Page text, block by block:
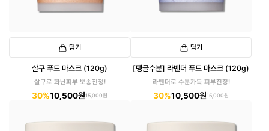
담기
살구 푸드 마스크 (120g)
살구로 화난피부 뽀송진정!
30%10,500원15,000원
담기
[탱글수분] 라벤더 푸드 마스크 (120g)
라벤더로 수분가득 피부진정!
30%10,500원15,000원